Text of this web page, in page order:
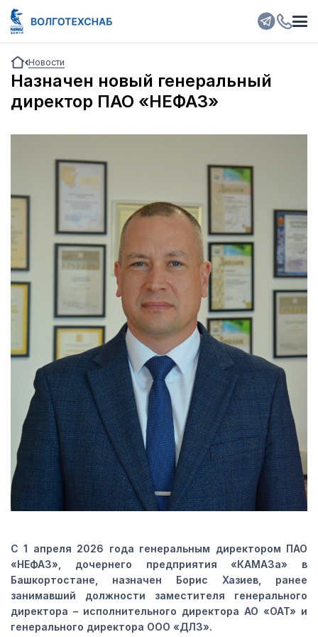
Новости
Назначен новый генеральный
директор ПАО «НЕФАЗ»
С 1 апреля 2026 года генеральным директором ПАО
«НЕФАЗ», дочернего предприятия «КАМАЗа» в
Башкортостане, назначен Борис Хазиев, ранее
занимавший должности заместителя генерального
директора – исполнительного директора АО «ОАТ» и
генерального директора ООО «ДЛЗ».